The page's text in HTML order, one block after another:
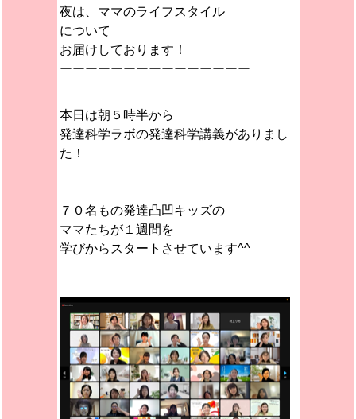
夜は、ママのライフスタイル
について
お届けしております！
ーーーーーーーーーーーーーーー
本日は朝５時半から
発達科学ラボの発達科学講義がありまし
た！
７０名もの発達凸凹キッズの
ママたちが１週間を
学びからスタートさせています^^